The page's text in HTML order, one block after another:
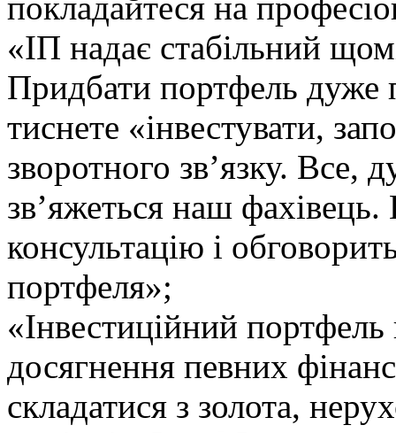
«ІП надає стабільний
Придбати портфель дуже
тиснете «інвестувати,
зворотного зв’язку. Все,
зв’яжеться наш
консультацію і
портфеля»;
«Інвестиційний портфель
досягнення певних
складатися з золота,